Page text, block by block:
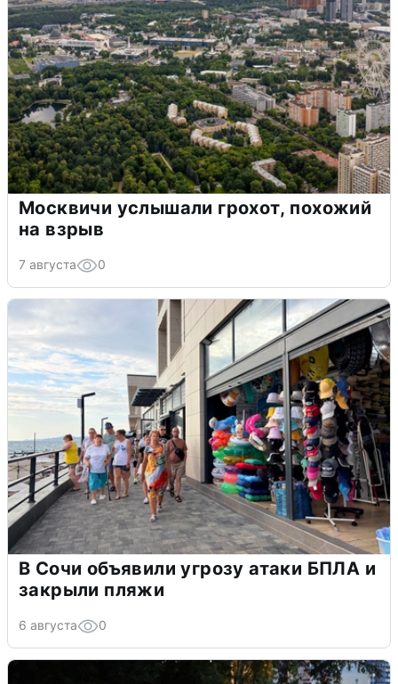
Москвичи услышали грохот, похожий
на взрыв
7 августа 0
В Сочи объявили угрозу атаки БПЛА и
закрыли пляжи
6 августа 0